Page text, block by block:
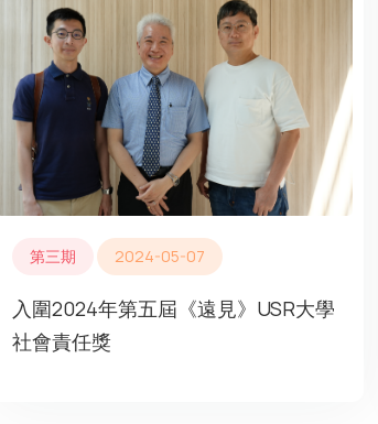
第三期 2024-05-07
入圍2024年第五屆《遠見》USR大學
社會責任獎